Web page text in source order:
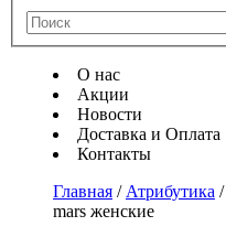
О нас
Акции
Новости
Доставка и Оплата
Контакты
Главная / Атрибутика /
mars женские